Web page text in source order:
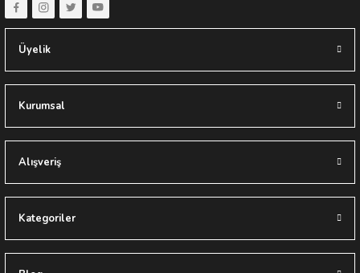
Üyelik
Kurumsal
Alışveriş
Kategoriler